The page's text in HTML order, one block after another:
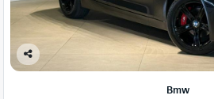
Co
Bmw